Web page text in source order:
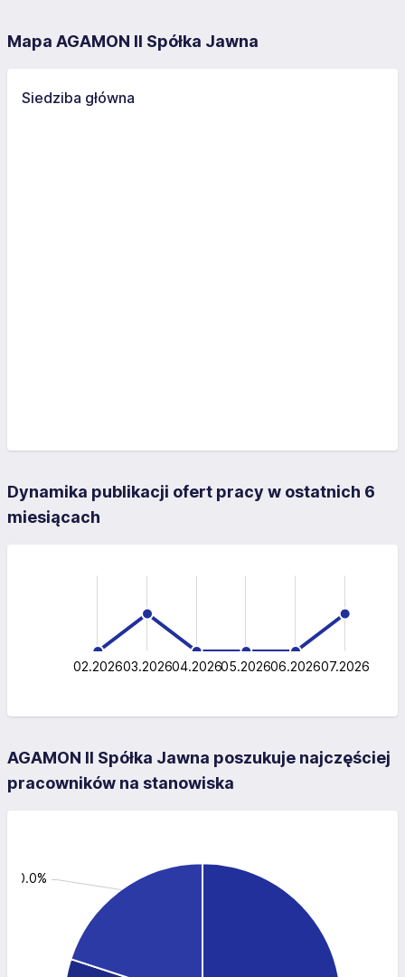
Mapa AGAMON II Spółka Jawna
Siedziba główna
Dynamika publikacji ofert pracy w ostatnich 6
miesiącach
L
02.202603.202604.202605.202606.202607.2026
AGAMON II Spółka Jawna poszukuje najczęściej
pracowników na stanowiska
20.0%